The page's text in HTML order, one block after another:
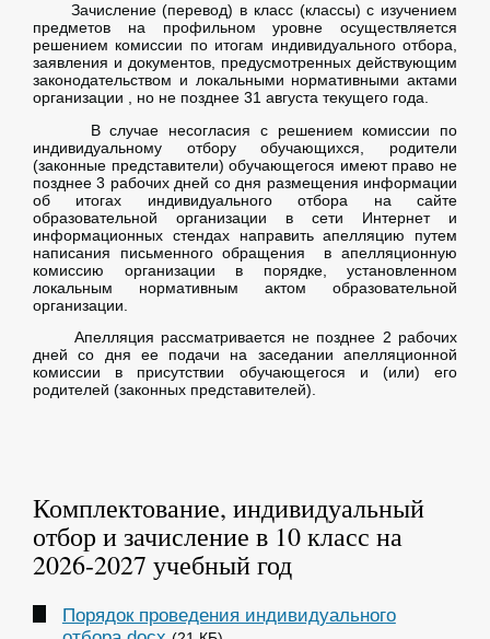
Зачисление (перевод) в класс (классы) с изучением
предметов на профильном уровне осуществляется
решением комиссии по итогам индивидуального отбора,
заявления и документов, предусмотренных действующим
законодательством и локальными нормативными актами
организации , но не позднее 31 августа текущего года.
В случае несогласия с решением комиссии по
индивидуальному отбору обучающихся, родители
(законные представители) обучающегося имеют право не
позднее 3 рабочих дней со дня размещения информации
об итогах индивидуального отбора на сайте
образовательной организации в сети Интернет и
информационных стендах направить апелляцию путем
написания письменного обращения в апелляционную
комиссию организации в порядке, установленном
локальным нормативным актом образовательной
организации.
Апелляция рассматривается не позднее 2 рабочих
дней со дня ее подачи на заседании апелляционной
комиссии в присутствии обучающегося и (или) его
родителей (законных представителей).
Комплектование, индивидуальный
отбор и зачисление в 10 класс на
2026-2027 учебный год
Порядок проведения индивидуального